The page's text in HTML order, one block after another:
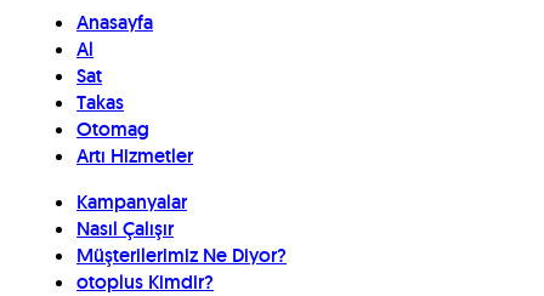
Anasayfa
Al
Sat
Takas
Otomag
Artı Hizmetler
Kampanyalar
Nasıl Çalışır
Müşterilerimiz Ne Diyor?
otoplus Kimdir?